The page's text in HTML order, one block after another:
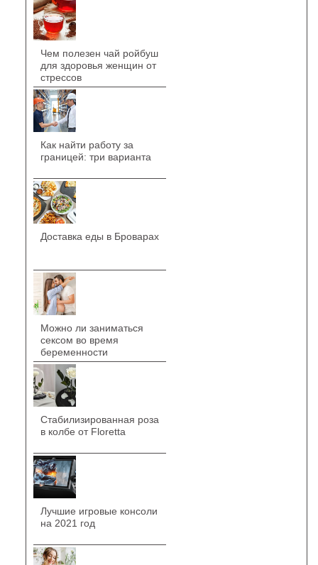
Чем полезен чай ройбуш
для здоровья женщин от
стрессов
Как найти работу за
границей: три варианта
Доставка еды в Броварах
Можно ли заниматься
сексом во время
беременности
Стабилизированная роза
в колбе от Floretta
Лучшие игровые консоли
на 2021 год